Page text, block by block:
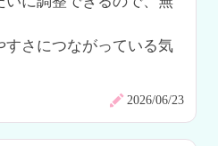
すさにつながっている気
2026/06/23